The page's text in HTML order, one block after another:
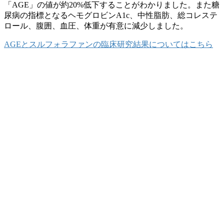
「AGE」の値が約20%低下することがわかりました。また糖
尿病の指標となるヘモグロビンA1c、中性脂肪、総コレステ
ロール、腹囲、血圧、体重が有意に減少しました。
AGEとスルフォラファンの臨床研究結果についてはこちら